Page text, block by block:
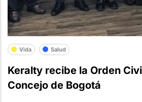
Vida Salud
Keralty recibe la Orden
Concejo de Bogotá